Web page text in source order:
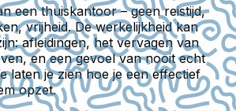
een thuiskantoor – geen reistijd,
vrijheid. De werkelijkheid kan
afleidingen, het vervagen van
en een gevoel van nooit echt
laten je zien hoe je een effectief
opzet.